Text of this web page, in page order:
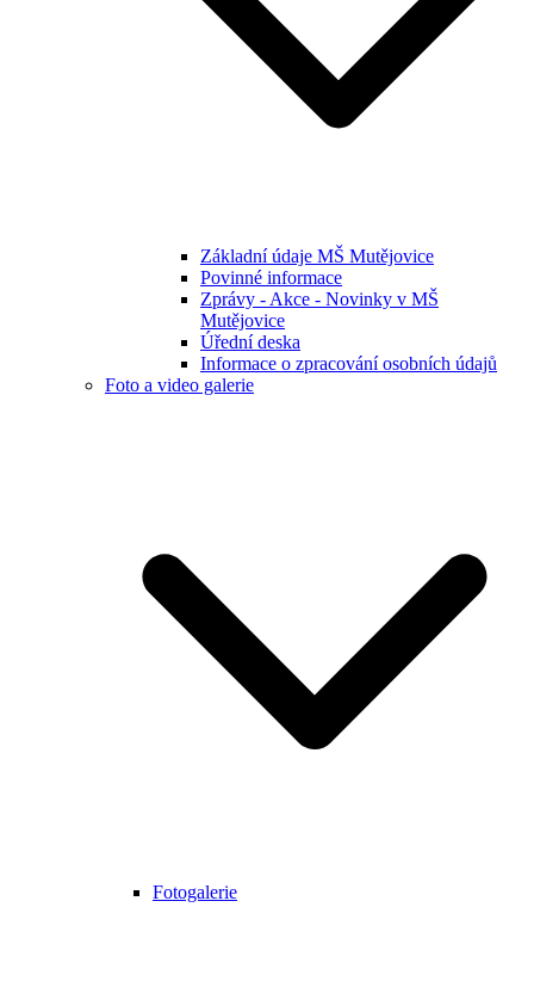
Základní údaje MŠ Mutějovice
Povinné informace
Zprávy - Akce - Novinky v MŠ
Mutějovice
Úřední deska
Informace o zpracování osobních údajů
Foto a video galerie
Fotogalerie